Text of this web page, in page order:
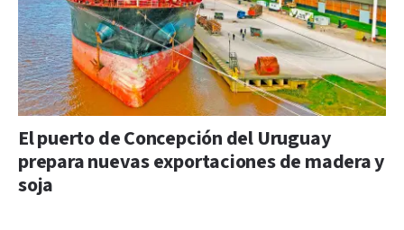
El puerto de Concepción del Uruguay
prepara nuevas exportaciones de madera y
soja